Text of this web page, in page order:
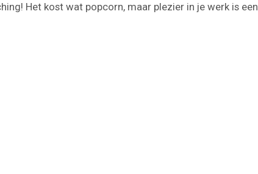
Het kost wat popcorn, maar plezier in je werk is een